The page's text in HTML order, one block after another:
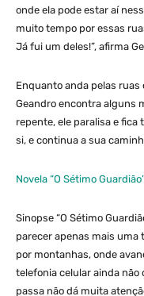
onde ela pode estar aí
muito tempo por essas
Já fui um deles!”, afirma
Enquanto anda pelas ruas
Geandro encontra alguns
repente, ele paralisa e fica
si, e continua a sua
Novela “O Sétimo
Sinopse “O Sétimo
parecer apenas mais uma
por montanhas, onde
telefonia celular ainda não
passa não dá muita